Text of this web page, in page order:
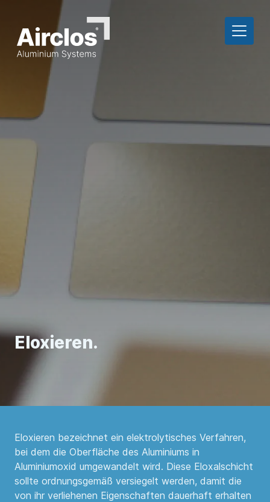
Eloxieren.
Eloxieren bezeichnet ein elektrolytisches Verfahren,
bei dem die Oberfläche des Aluminiums in
Aluminiumoxid umgewandelt wird. Diese Eloxalschicht
sollte ordnungsgemäß versiegelt werden, damit die
von ihr verliehenen Eigenschaften dauerhaft erhalten